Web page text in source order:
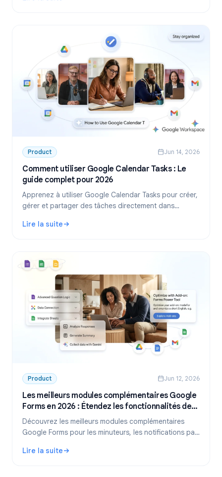
Product Jun 14, 2026
Comment utiliser Google Calendar Tasks : Le
guide complet pour 2026
Apprenez à utiliser Google Calendar Tasks pour créer,
gérer et partager des tâches directement dans
particuliers et les équipes.
Lire la suite
: Comment utiliser Google Calendar Tasks : Le guide
Product Jun 12, 2026
Les meilleurs modules complémentaires Google
Forms en 2026 : Étendez les fonctionnalités de
vos formulaires
Découvrez les meilleurs modules complémentaires
Google Forms pour les minuteurs, les notifications par
Étendez Google Forms avec des extensions gratuites
Lire la suite
: Les meilleurs modules complémentaires Google